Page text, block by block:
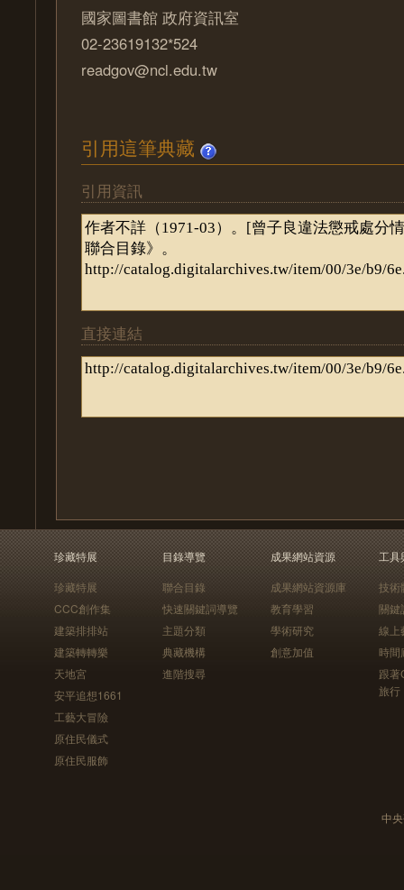
國家圖書館 政府資訊室
02-23619132*524
readgov@ncl.edu.tw
引用這筆典藏
引用資訊
直接連結
珍藏特展
珍藏特展
CCC創作集
建築排排站
建築轉轉樂
天地宮
安平追想1661
工藝大冒險
原住民儀式
原住民服飾
目錄導覽
聯合目錄
快速關鍵詞導覽
主題分類
典藏機構
進階搜尋
成果網站資源
成果網站資源庫
教育學習
學術研究
創意加值
工具
技術
關鍵
線上
時間
跟
旅行
中